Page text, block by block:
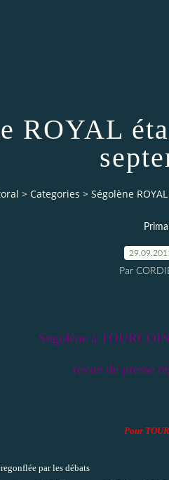
ROYAL
> Categories > Ségolène
Par
Ségolène à
revue de presse
Pour
par les débats